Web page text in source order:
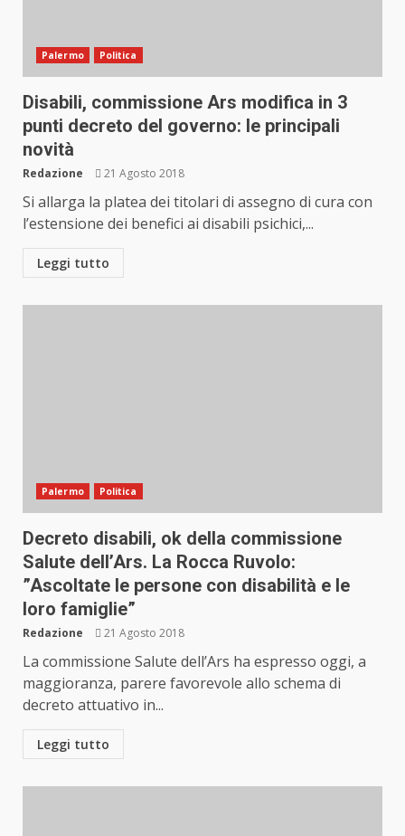
Palermo Politica
Disabili, commissione Ars modifica in 3
punti decreto del governo: le principali
novità
Redazione 21 Agosto 2018
Si allarga la platea dei titolari di assegno di cura con
l’estensione dei benefici ai disabili psichici,...
Leggi tutto
Palermo Politica
Decreto disabili, ok della commissione
Salute dell’Ars. La Rocca Ruvolo:
”Ascoltate le persone con disabilità e le
loro famiglie”
Redazione 21 Agosto 2018
La commissione Salute dell’Ars ha espresso oggi, a
maggioranza, parere favorevole allo schema di
decreto attuativo in...
Leggi tutto